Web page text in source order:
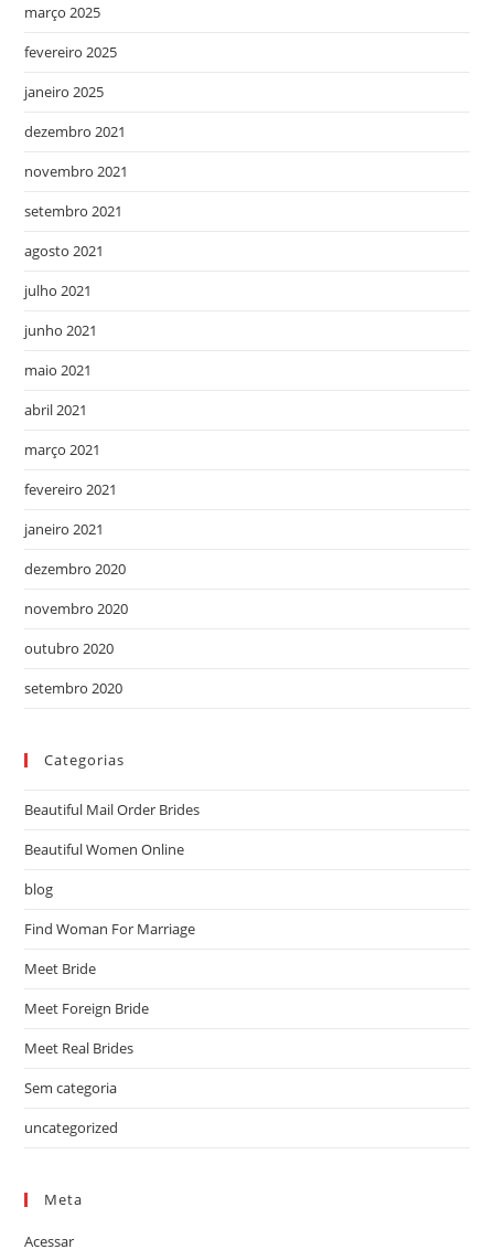
março 2025
fevereiro 2025
janeiro 2025
dezembro 2021
novembro 2021
setembro 2021
agosto 2021
julho 2021
junho 2021
maio 2021
abril 2021
março 2021
fevereiro 2021
janeiro 2021
dezembro 2020
novembro 2020
outubro 2020
setembro 2020
Categorias
Beautiful Mail Order Brides
Beautiful Women Online
blog
Find Woman For Marriage
Meet Bride
Meet Foreign Bride
Meet Real Brides
Sem categoria
uncategorized
Meta
Acessar